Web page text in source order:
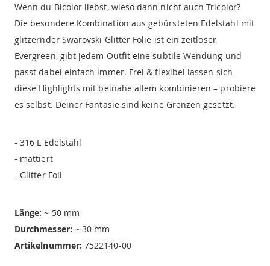
Wenn du Bicolor liebst, wieso dann nicht auch Tricolor?
Die besondere Kombination aus gebürsteten Edelstahl mit
glitzernder Swarovski Glitter Folie ist ein zeitloser
Evergreen, gibt jedem Outfit eine subtile Wendung und
passt dabei einfach immer. Frei & flexibel lassen sich
diese Highlights mit beinahe allem kombinieren – probiere
es selbst. Deiner Fantasie sind keine Grenzen gesetzt.
- 316 L Edelstahl
- mattiert
- Glitter Foil
Länge: ~ 50 mm
Durchmesser: ~ 30 mm
Artikelnummer: 7522140-00